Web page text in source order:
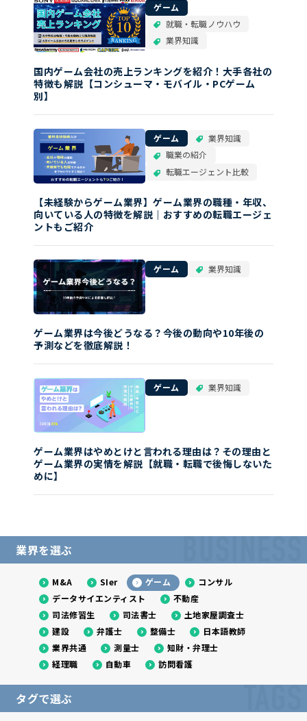
ゲーム
就職・転職ノウハウ
業界知識
国内ゲーム会社の売上ランキングを紹介！大手各社の
特徴も解説【コンシューマ・モバイル・PCゲーム
別】
ゲーム
業界知識
職業の紹介
転職エージェント比較
【未経験からゲーム業界】ゲーム業界の職種・年収、
向いている人の特徴を解説｜おすすめの転職エージェ
ントもご紹介
ゲーム 業界知識
ゲーム業界は今後どうなる？今後の動向や10年後の
予測などを徹底解説！
ゲーム 業界知識
ゲーム業界はやめとけと言われる理由は？その理由と
ゲーム業界の実情を解説【就職・転職で後悔しないた
めに】
業界を選ぶ BUSINESS
M&A SIer ゲーム
コンサル
データサイエンティスト
不動産
司法修習生
司法書士
土地家屋調査士
建設
弁護士 整備士
日本語教師
業界共通
測量士
知財・弁理士
経理職
自動車 訪問看護
タグで選ぶ TAGS